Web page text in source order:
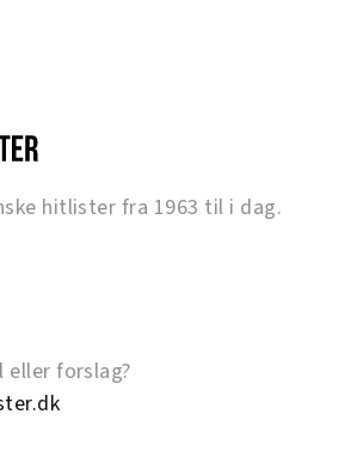
hitlister fra 1963 til i dag.
eller forslag?